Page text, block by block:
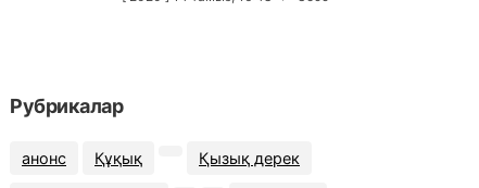
Рубрикалар
анонс Құқық Қызық дерек